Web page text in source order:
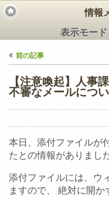
情報
表示モード
« 前の記事
【注意喚起】人事
不審なメールにつ
本日、添付ファイルが
たとの情報がありました
添付ファイルには、ウ
ますので、 絶対に開か